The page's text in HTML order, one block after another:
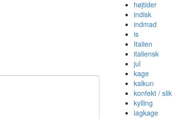
højtider
indisk
indmad
is
Italien
italiensk
jul
kage
kalkun
konfekt / slik
kylling
lagkage